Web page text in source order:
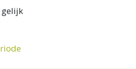
gelijk